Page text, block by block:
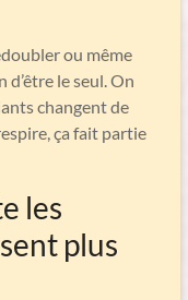
ou même
d’être le seul. On
changent de
ça fait partie
les
plus